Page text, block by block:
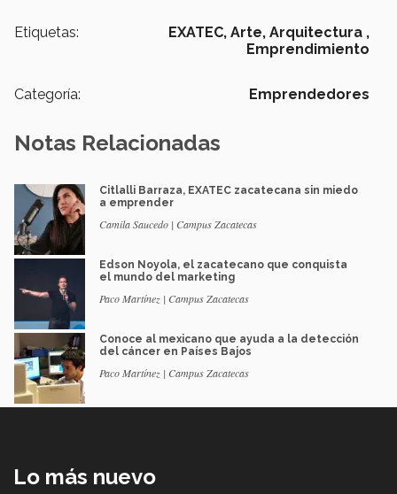
Etiquetas: EXATEC, Arte, Arquitectura ,
Emprendimiento
Categoría: Emprendedores
Notas Relacionadas
Citlalli Barraza, EXATEC zacatecana sin miedo
a emprender
Camila Saucedo | Campus Zacatecas
Edson Noyola, el zacatecano que conquista
el mundo del marketing
Paco Martínez | Campus Zacatecas
Conoce al mexicano que ayuda a la detección
del cáncer en Países Bajos
Paco Martínez | Campus Zacatecas
Lo más nuevo